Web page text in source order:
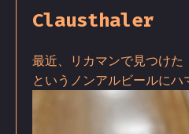
Clausthaler
最近、リカマンで見つけた
というノンアルビールにハ